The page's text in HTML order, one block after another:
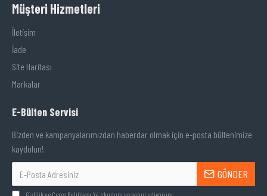
Müşteri Hizmetleri
İletişim
İade
Site Haritası
Markalar
E-Bülten Servisi
Bizden ve kampanyalarımızdan haberdar olmak için e-posta bültenimize
kaydolun!
GÖNDER
Gizlilik ve Çerez Politikası 'ni okudum ve kabul ediyorum.